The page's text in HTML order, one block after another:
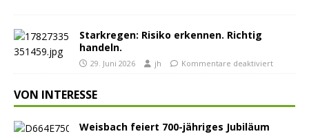
Starkregen: Risiko erkennen. Richtig
handeln.
29. Juni 2026 jh Kommentare deaktiviert
VON INTERESSE
Weisbach feiert 700-jähriges Jubiläum